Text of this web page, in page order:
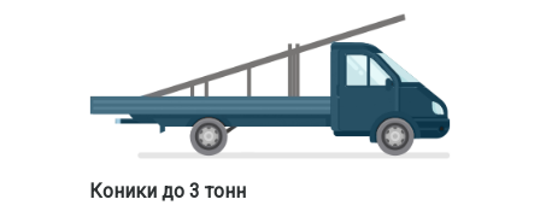
Коники до 3 тонн